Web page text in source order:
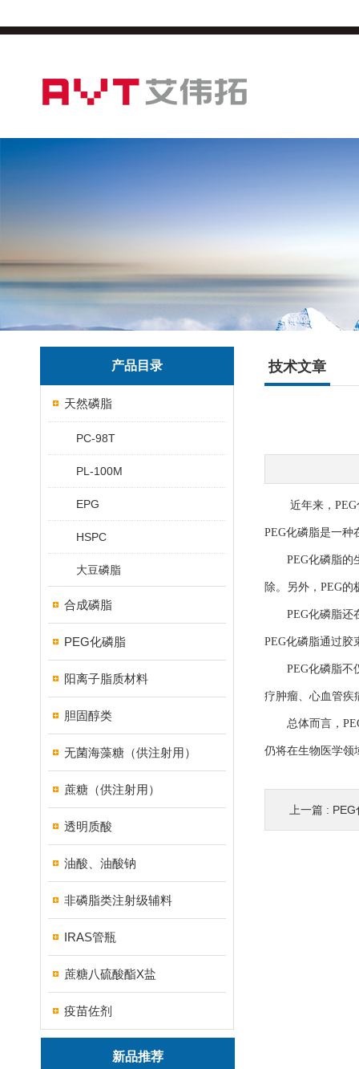
产品目录
天然磷脂
PC-98T
PL-100M
EPG
HSPC
大豆磷脂
合成磷脂
PEG化磷脂
阳离子脂质材料
胆固醇类
无菌海藻糖（供注射用）
蔗糖（供注射用）
透明质酸
油酸、油酸钠
非磷脂类注射级辅料
IRAS管瓶
蔗糖八硫酸酯X盐
疫苗佐剂
新品推荐
技术文章
近年来，PEG化
PEG化磷脂是一种
PEG化磷脂的生
除。另外，PEG
PEG化磷脂还在
PEG化磷脂通过胶
PEG化磷脂不仅
疗肿瘤、心血管疾
总体而言，PEG
仍将在生物医学领
上一篇 :